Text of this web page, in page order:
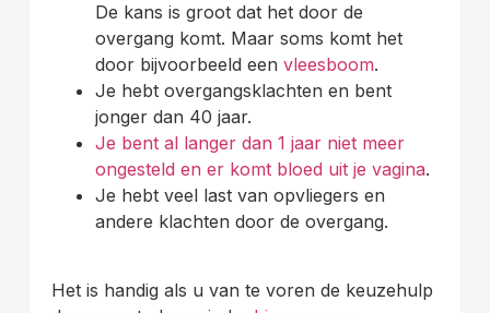
De kans is groot dat het door de
overgang komt. Maar soms komt het
door bijvoorbeeld een vleesboom.
Je hebt overgangsklachten en bent
jonger dan 40 jaar.
Je bent al langer dan 1 jaar niet meer
ongesteld en er komt bloed uit je vagina.
Je hebt veel last van opvliegers en
andere klachten door de overgang.
Het is handig als u van te voren de keuzehulp